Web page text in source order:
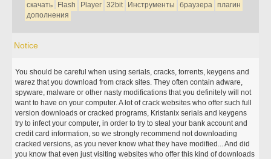
скачать Flash Player 32bit Инструменты браузера плагин
дополнения
Notice
You should be careful when using serials, cracks, torrents, keygens and
warez that you download from crack sites. They often contain adware,
spyware, malware or other nasty modifications that you definitely will not
want to have on your computer. A lot of crack websites who offer such full
version downloads or cracked programs, Kristanix serials and keygens
try to infect your computer, in order to try to steal your bank account and
credit card information, so we strongly recommend not downloading
cracked versions, as you never know what they have modified... And did
you know that even just visiting websites who offer this kind of downloads